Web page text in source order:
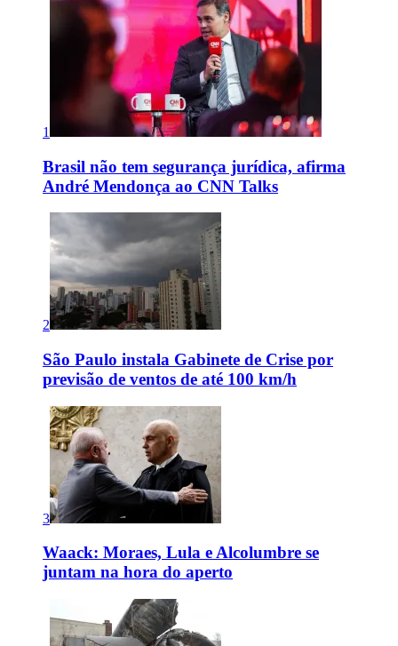
1
Brasil não tem segurança jurídica, afirma
André Mendonça ao CNN Talks
2
São Paulo instala Gabinete de Crise por
previsão de ventos de até 100 km/h
3
Waack: Moraes, Lula e Alcolumbre se
juntam na hora do aperto